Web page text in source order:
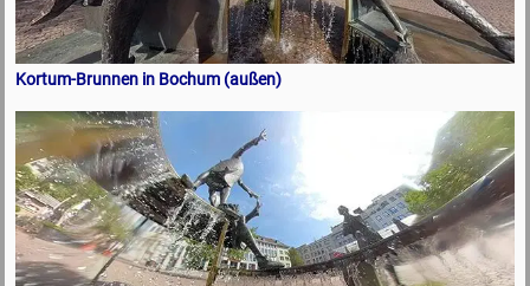
Kortum-Brunnen in Bochum (außen)